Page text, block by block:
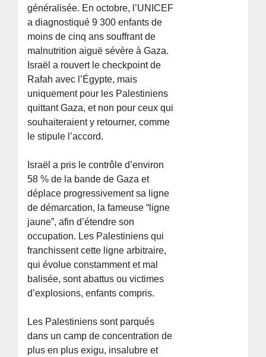
généralisée. En octobre, l’UNICEF
a diagnostiqué 9 300 enfants de
moins de cinq ans souffrant de
malnutrition aiguë sévère à Gaza.
Israël a rouvert le checkpoint de
Rafah avec l’Égypte, mais
uniquement pour les Palestiniens
quittant Gaza, et non pour ceux qui
souhaiteraient y retourner, comme
le stipule l’accord.
Israël a pris le contrôle d’environ
58 % de la bande de Gaza et
déplace progressivement sa ligne
de démarcation, la fameuse “ligne
jaune”, afin d’étendre son
occupation. Les Palestiniens qui
franchissent cette ligne arbitraire,
qui évolue constamment et mal
balisée, sont abattus ou victimes
d’explosions, enfants compris.
Les Palestiniens sont parqués
dans un camp de concentration de
plus en plus exigu, insalubre et